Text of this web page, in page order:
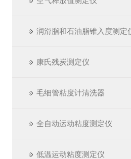
润滑脂和石油脂锥入度测定
康氏残炭测定仪
毛细管粘度计清洗器
全自动运动粘度测定仪
低温运动粘度测定仪